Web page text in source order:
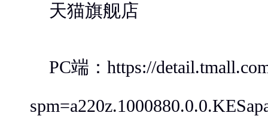
天猫旗舰店
PC端：https://